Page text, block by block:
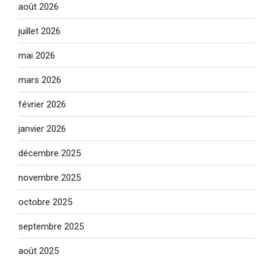
août 2026
juillet 2026
mai 2026
mars 2026
février 2026
janvier 2026
décembre 2025
novembre 2025
octobre 2025
septembre 2025
août 2025